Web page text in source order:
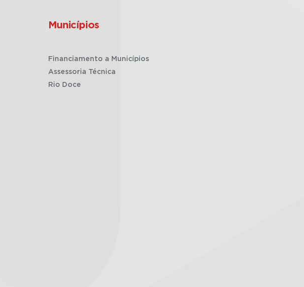
Municípios
Financiamento a Municípios
Assessoria Técnica
Rio Doce